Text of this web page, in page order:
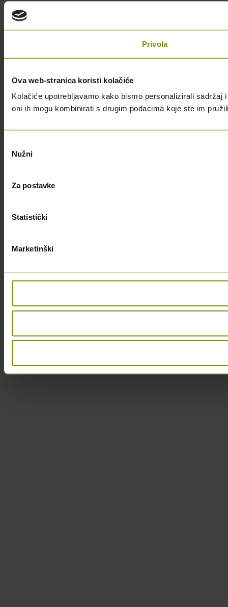
Privola
Ova web-stranica koristi kolačiće
Kolačiće upotrebljavamo kako bismo personalizirali
oni ih mogu kombinirati s drugim podacima koje ste im
pristanka
Nužni
Za postavke
Statistički
Marketinški